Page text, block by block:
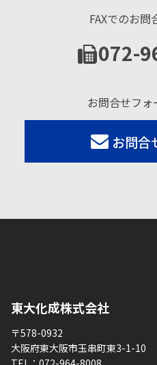
FAXでのお問
072-
お問合せフォ
お問合
東大化成株式会社
〒578-0932
大阪府東大阪市玉串町東3-1-10